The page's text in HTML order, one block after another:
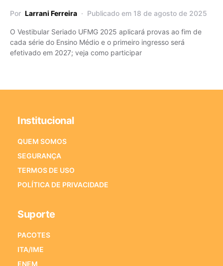
Por Larrani Ferreira Publicado em 18 de agosto de 2025
O Vestibular Seriado UFMG 2025 aplicará provas ao fim de
cada série do Ensino Médio e o primeiro ingresso será
efetivado em 2027; veja como participar
Institucional
QUEM SOMOS
SEGURANÇA
TERMOS DE USO
POLÍTICA DE PRIVACIDADE
Suporte
PACOTES
ITA/IME
ENEM